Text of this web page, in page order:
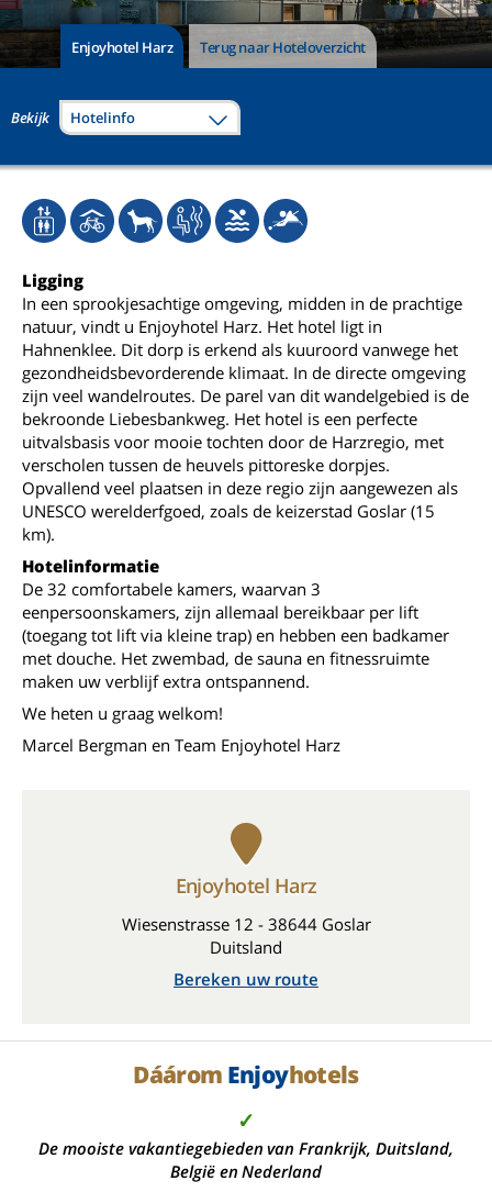
Enjoyhotel Harz Terug naar Hoteloverzicht
Bekijk Hotelinfo
Ligging
In een sprookjesachtige omgeving, midden in de prachtige
natuur, vindt u Enjoyhotel Harz. Het hotel ligt in
Hahnenklee. Dit dorp is erkend als kuuroord vanwege het
gezondheidsbevorderende klimaat. In de directe omgeving
zijn veel wandelroutes. De parel van dit wandelgebied is de
bekroonde Liebesbankweg. Het hotel is een perfecte
uitvalsbasis voor mooie tochten door de Harzregio, met
verscholen tussen de heuvels pittoreske dorpjes.
Opvallend veel plaatsen in deze regio zijn aangewezen als
UNESCO werelderfgoed, zoals de keizerstad Goslar (15
km).
Hotelinformatie
De 32 comfortabele kamers, waarvan 3
eenpersoonskamers, zijn allemaal bereikbaar per lift
(toegang tot lift via kleine trap) en hebben een badkamer
met douche. Het zwembad, de sauna en fitnessruimte
maken uw verblijf extra ontspannend.
We heten u graag welkom!
Marcel Bergman en Team Enjoyhotel Harz
Enjoyhotel Harz
Wiesenstrasse 12 - 38644 Goslar
Duitsland
Bereken uw route
Dáárom Enjoyhotels
✓
De mooiste vakantiegebieden van Frankrijk, Duitsland,
België en Nederland